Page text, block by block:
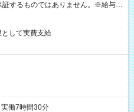
するものではありません。※給与即
条件有）
して実費支給
働7時間30分